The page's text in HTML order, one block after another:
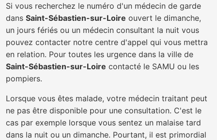
Si vous recherchez le numéro d'un médecin de garde
dans Saint-Sébastien-sur-Loire ouvert le dimanche,
un jours fériés ou un médecin consultant la nuit vous
pouvez contacter notre centre d'appel qui vous mettra
en relation. Pour toutes les urgence dans la ville de
Saint-Sébastien-sur-Loire contacté le SAMU ou les
pompiers.
Lorsque vous êtes malade, votre médecin traitant peut
ne pas être disponible pour une consultation. C'est le
cas par exemple lorsque vous sentez un malaise tard
dans la nuit ou un dimanche. Pourtant, il est primordial